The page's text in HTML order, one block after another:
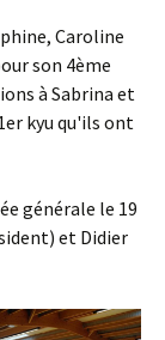
Caroline
son 4ème
à Sabrina et
kyu qu'ils ont
générale le 19
et Didier